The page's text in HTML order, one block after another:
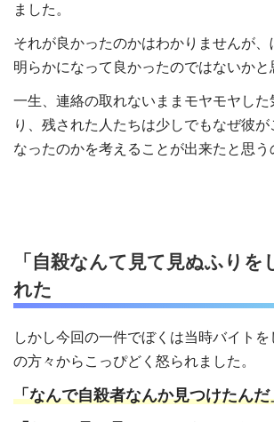
ました。
それが良かったのかはわかりませんが、
明らかになって良かったのではないかと
一生、連絡の取れないままモヤモヤした
り、残された人たちは少しでもなぜ彼
なったのかを考えることが出来たと思う
「自殺なんて見て見ぬふりを
れた
しかし今回の一件でぼくは当時バイト
の方々からこっぴどく怒られました。
「なんで自殺者なんか見つけたんだ